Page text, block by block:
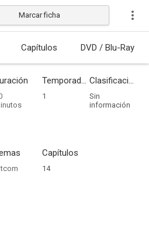
Marcar ficha
Capítulos DVD / Blu-Ray
Temporadas
1
Clasificación por edades
Sin
información
Capítulos
14